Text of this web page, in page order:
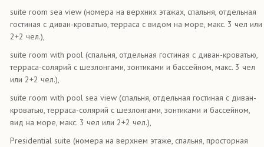
suite room sea view (номера на верхних этажах, спальня, отдельная
гостиная с диван-кроватью, терраса с видом на море, макс. 3 чел или
2+2 чел.),
suite room with pool (спальня, отдельная гостиная с диван-кроватью,
терраса-солярий с шезлонгами, зонтиками и бассейном, макс. 3 чел
или 2+2 чел.),
suite room with pool sea view (спальня, отдельная гостиная с диван-
кроватью, терраса-солярий с шезлонгами, зонтиками и бассейном,
вид на море, макс. 3 чел или 2+2 чел.),
Presidential suite (номера на верхнем этаже, спальня, просторная